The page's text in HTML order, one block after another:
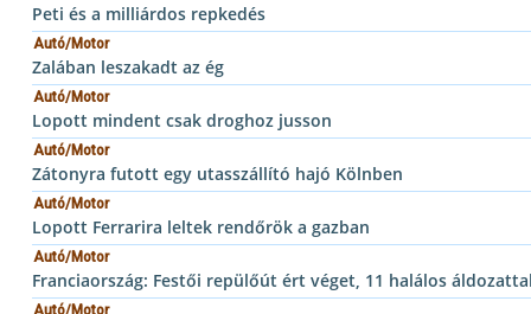
Peti és a milliárdos repkedés
Autó/Motor
Zalában leszakadt az ég
Autó/Motor
Lopott mindent csak droghoz jusson
Autó/Motor
Zátonyra futott egy utasszállító hajó Kölnben
Autó/Motor
Lopott Ferrarira leltek rendőrök a gazban
Autó/Motor
Franciaország: Festői repülőút ért véget, 11 halálos
Autó/Motor